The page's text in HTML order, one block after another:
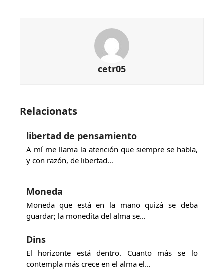
cetr05
Relacionats
libertad de pensamiento
A mí me llama la atención que siempre se habla,
y con razón, de libertad…
Moneda
Moneda que está en la mano quizá se deba
guardar; la monedita del alma se…
Dins
El horizonte está dentro. Cuanto más se lo
contempla más crece en el alma el…